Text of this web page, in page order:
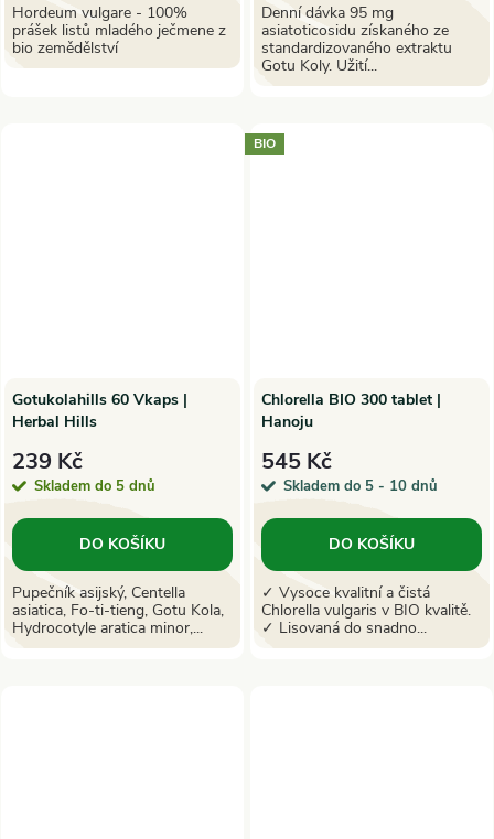
Hordeum vulgare - 100%
prášek listů mladého ječmene z
bio zemědělství
Denní dávka 95 mg
asiatoticosidu získaného ze
standardizovaného extraktu
Gotu Koly. Užití...
Gotukolahills 60 Vkaps |
Herbal Hills
239 Kč
Skladem do 5 dnů
DO KOŠÍKU
Pupečník asijský, Centella
asiatica, Fo-ti-tieng, Gotu Kola,
Hydrocotyle aratica minor,...
BIO
Chlorella BIO 300 tablet |
Hanoju
545 Kč
Skladem do 5 - 10 dnů
DO KOŠÍKU
✓ Vysoce kvalitní a čistá
Chlorella vulgaris v BIO kvalitě.
✓ Lisovaná do snadno...